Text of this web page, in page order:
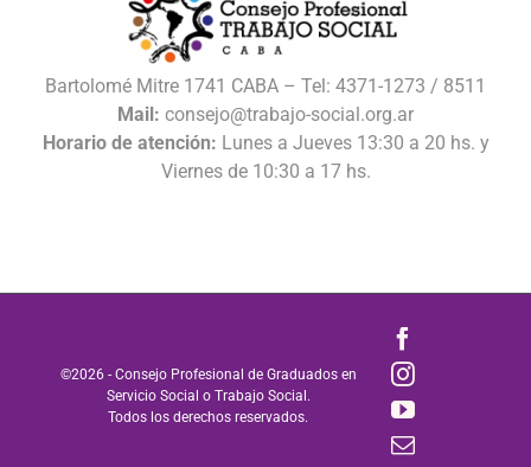
Bartolomé Mitre 1741 CABA – Tel: 4371-1273 / 8511
Mail: consejo@trabajo-social.org.ar
Horario de atención: Lunes a Jueves 13:30 a 20 hs. y
Viernes de 10:30 a 17 hs.
©2026 - Consejo Profesional de Graduados en
Servicio Social o Trabajo Social.
Todos los derechos reservados.
Instagram
YouTube
Correo